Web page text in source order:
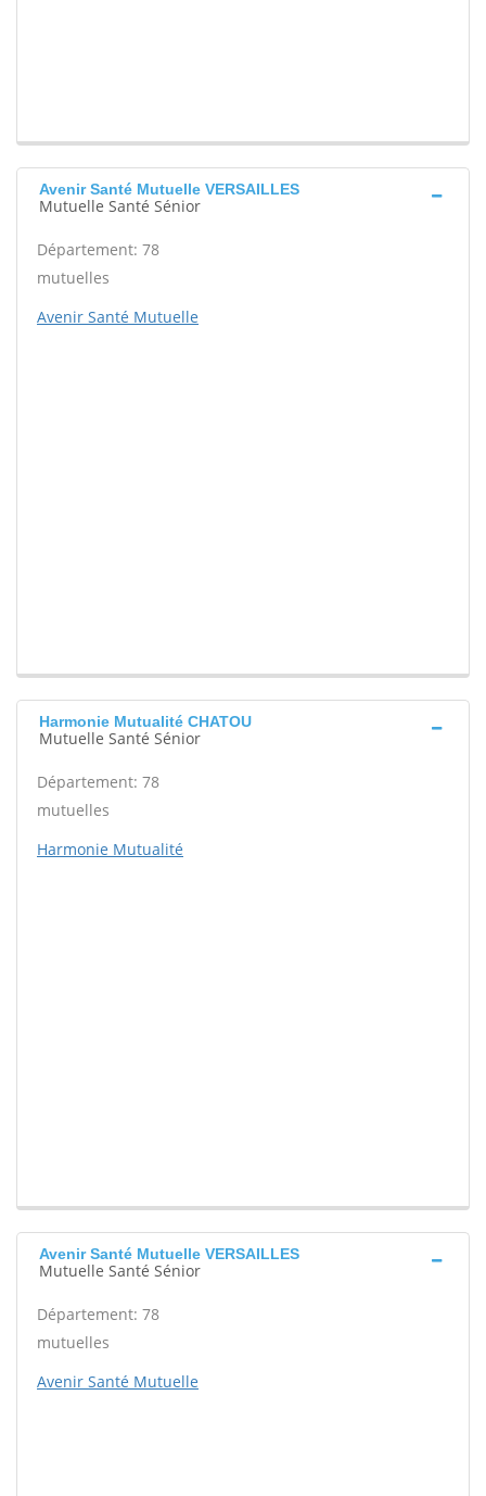
Avenir Santé Mutuelle VERSAILLES
Mutuelle Santé Sénior
Département: 78
mutuelles
Avenir Santé Mutuelle
Harmonie Mutualité CHATOU
Mutuelle Santé Sénior
Département: 78
mutuelles
Harmonie Mutualité
Avenir Santé Mutuelle VERSAILLES
Mutuelle Santé Sénior
Département: 78
mutuelles
Avenir Santé Mutuelle